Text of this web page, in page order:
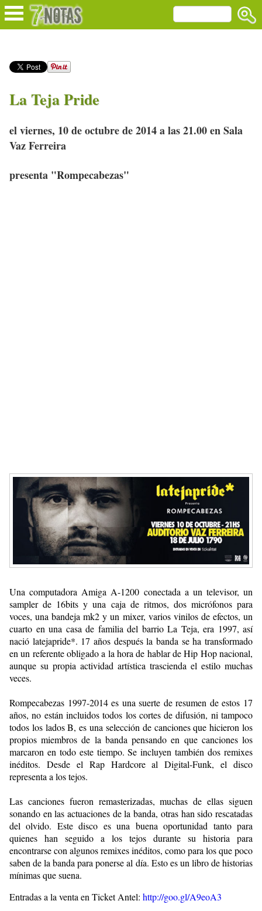
La Teja Pride
el viernes, 10 de octubre de 2014 a las 21.00 en Sala
Vaz Ferreira
presenta "Rompecabezas"
Una computadora Amiga A-1200 conectada a un televisor, un
sampler de 16bits y una caja de ritmos, dos micrófonos para
voces, una bandeja mk2 y un mixer, varios vinilos de efectos, un
cuarto en una casa de familia del barrio La Teja, era 1997, así
nació latejapride*. 17 años después la banda se ha transformado
en un referente obligado a la hora de hablar de Hip Hop nacional,
aunque su propia actividad artística trascienda el estilo muchas
veces.
Rompecabezas 1997-2014 es una suerte de resumen de estos 17
años, no están incluidos todos los cortes de difusión, ni tampoco
todos los lados B, es una selección de canciones que hicieron los
propios miembros de la banda pensando en que canciones los
marcaron en todo este tiempo. Se incluyen también dos remixes
inéditos. Desde el Rap Hardcore al Digital-Funk, el disco
representa a los tejos.
Las canciones fueron remasterizadas, muchas de ellas siguen
sonando en las actuaciones de la banda, otras han sido rescatadas
del olvido. Este disco es una buena oportunidad tanto para
quienes han seguido a los tejos durante su historia para
encontrarse con algunos remixes inéditos, como para los que poco
saben de la banda para ponerse al día. Esto es un libro de historias
mínimas que suena.
Entradas a la venta en Ticket Antel: http://goo.gl/A9eoA3